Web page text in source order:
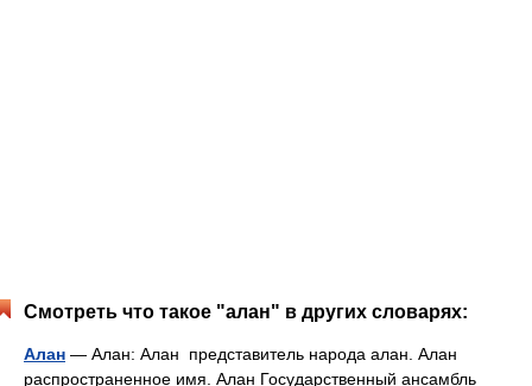
Смотреть что такое "алан" в других словарях:
Алан — Алан: Алан представитель народа алан. Алан
распространенное имя. Алан Государственный ансамбль